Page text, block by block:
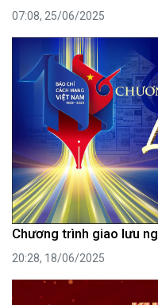
07:08, 25/06/2025
Chương trình giao lưu
20:28, 18/06/2025